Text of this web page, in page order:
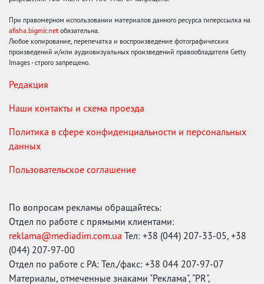
При правомерном использовании материалов данного ресурса гиперссылка на
afisha.bigmir.net обязательна.
Любое копирование, перепечатка и воспроизведение фотографических
произведений и/или аудиовизуальных произведений правообладателя Getty
Images - строго запрещено.
Редакция
Наши контакты и схема проезда
Политика в сфере конфиденциальности и персональных
данных
Пользовательское соглашение
По вопросам рекламы обращайтесь:
Отдел по работе с прямыми клиентами:
reklama@mediadim.com.ua Тел: +38 (044) 207-33-05, +38
(044) 207-97-00
Отдел по работе с РА: Тел./факс: +38 044 207-97-07
Материалы, отмеченные знаками "Реклама", "PR",